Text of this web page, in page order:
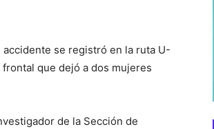
se registró en la ruta U-
que dejó a dos mujeres
de la Sección de